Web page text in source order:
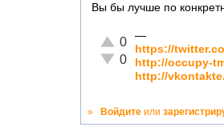
Вы бы лучше по
Отлично!
0
Неадекватно!
0
—
https://
http://occupy-
http://
» Войдите или